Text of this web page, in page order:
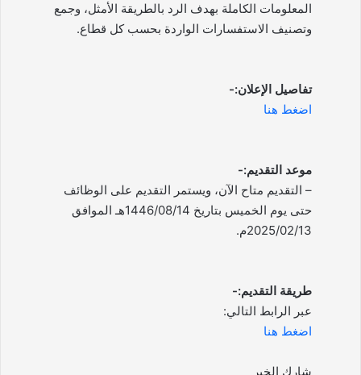
المعلومات الكاملة بهدف الرد بالطريقة الأمثل، وجمع
وتصنيف الاستفسارات الواردة بحسب كل قطاع.
تفاصيل الإعلان:-
اضغط هنا
موعد التقديم:-
– التقديم متاح الآن، ويستمر التقديم على الوظائف
حتى يوم الخميس بتاريخ 1446/08/14هـ الموافق
2025/02/13م.
طريقة التقديم:-
عبر الرابط التالي:
اضغط هنا
شارك الخبر